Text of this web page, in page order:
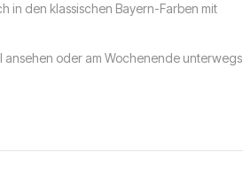
in den klassischen Bayern-Farben mit
ansehen oder am Wochenende unterwegs